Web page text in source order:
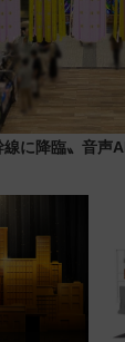
に降臨〟音声